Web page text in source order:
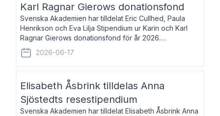
Karl Ragnar Gierows donationsfond
Svenska Akademien har tilldelat Eric Cullhed, Paula
Henrikson och Eva Lilja Stipendium ur Karin och Karl
Ragnar Gierows donationsfond för år 2026.
Stipendiebeloppet är på 70 000 kronor vardera. Eric
Cullhed, född 1985, är professor i grekis
2026-06-17
Elisabeth Åsbrink tilldelas Anna
Sjöstedts resestipendium
Svenska Akademien har tilldelat Elisabeth Åsbrink Anna